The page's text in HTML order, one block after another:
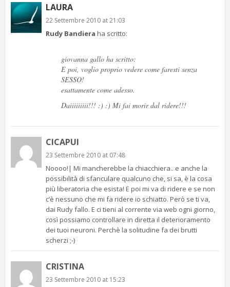
LAURA
22 Settembre 2010 at 21:03
Rudy Bandiera ha scritto:
giovanna gallo ha scritto:
E poi, voglio proprio vedere come faresti senza
SESSO!
esattamente come adesso.
Daiiiiiiiii!!! :) :) Mi fai morir dal ridere!!!
CICAPUI
23 Settembre 2010 at 07:48
Noooo!| Mi mancherebbe la chiacchiera.. e anche la
possibilità di sfanculare qualcuno che, si sa, è la cosa
più liberatoria che esista! E poi mi va di ridere e se non
c’è nessuno che mi fa ridere io schiatto. Però se ti va,
dai Rudy fallo. E ci tieni al corrente via web ogni giorno,
così possiamo controllare in diretta il deterioramento
dei tuoi neuroni. Perchè la solitudine fa dei brutti
scherzi ;-)
CRISTINA
23 Settembre 2010 at 15:23